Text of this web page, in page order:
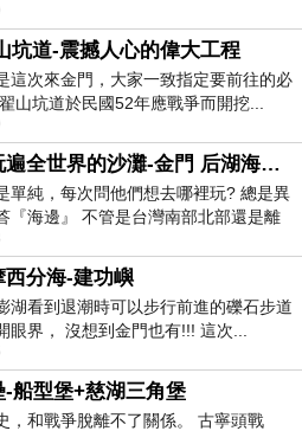
坑道-震撼人心的偉大工程
這次來金門，大家一致指定要前往的必
山坑道於民國52年應戰爭而開挖...
就是要玩遍全世界的沙灘-金門 后湖海濱公園+成功沙灘
單純，每次問他們想去哪裡玩? 總是異
『海邊』 不管是台灣南部北部還是離
西分海-建功嶼
湖看到退潮時可以步行前進的礫石步道
眼界， 沒想到金門也有!!! 這次...
-船型堡+慈湖三角堡
，和戰爭脫離不了關係。 古寧頭戰